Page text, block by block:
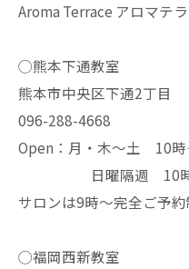
Aroma Terrace アロマテ
◯熊本下通教室
熊本市中央区下通2丁目
096-288-4668
Open：月・木〜土 10
日曜隔週 10時
サロンは9時〜完全ご予約
◯福岡西新教室